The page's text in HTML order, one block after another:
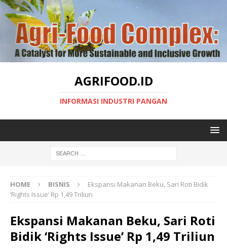
AGRIFOOD.ID
INFORMASI INDUSTRI PANGAN
HOME BISNIS
Ekspansi Makanan Beku, Sari Roti Bidik
‘Rights Issue’ Rp 1,49 Triliun
Ekspansi Makanan Beku, Sari Roti
Bidik ‘Rights Issue’ Rp 1,49 Triliun